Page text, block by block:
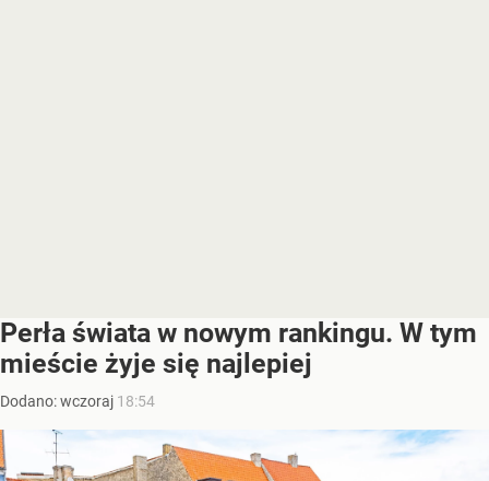
Perła świata w nowym rankingu. W tym
mieście żyje się najlepiej
Dodano:wczoraj 18:54